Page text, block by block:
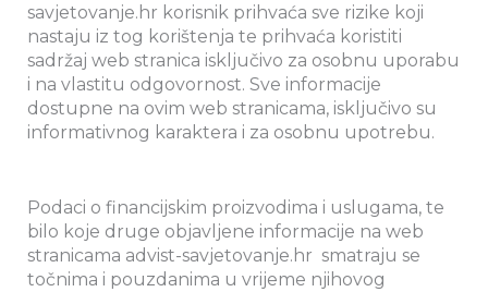
savjetovanje.hr korisnik prihvaća sve rizike koji
nastaju iz tog korištenja te prihvaća koristiti
sadržaj web stranica isključivo za osobnu uporabu
i na vlastitu odgovornost. Sve informacije
dostupne na ovim web stranicama, isključivo su
informativnog karaktera i za osobnu upotrebu.
Podaci o financijskim proizvodima i uslugama, te
bilo koje druge objavljene informacije na web
stranicama advist-savjetovanje.hr smatraju se
točnima i pouzdanima u vrijeme njihovog